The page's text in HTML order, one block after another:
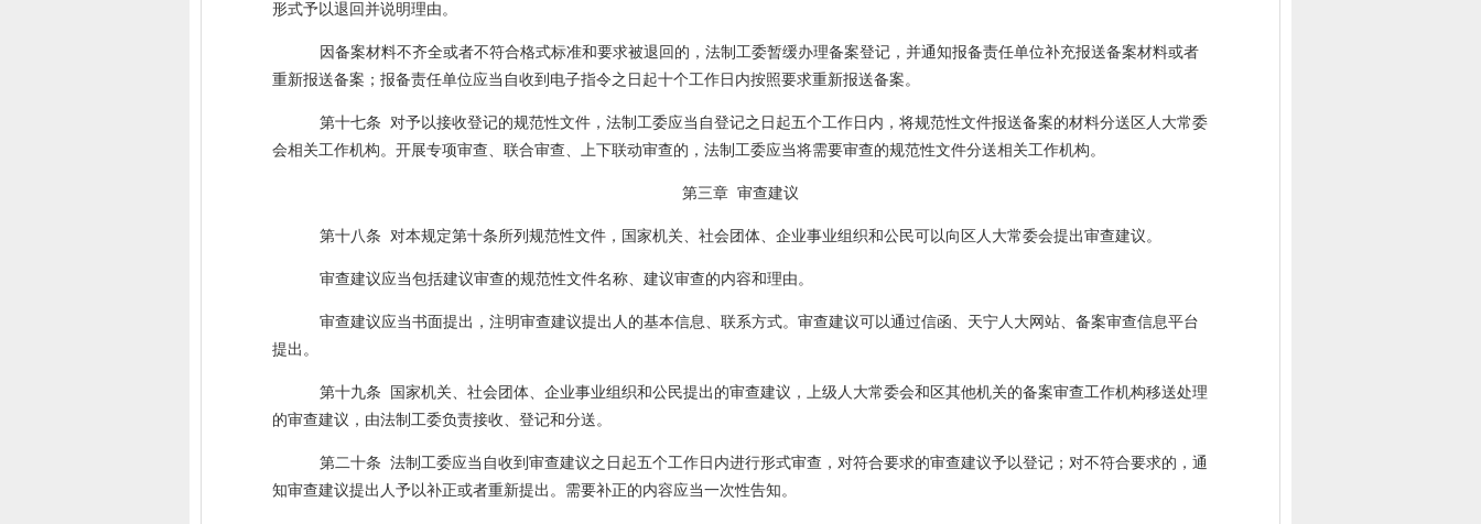
形式予以退回并说明理由。
因备案材料不齐全或者不符合格式标准和要求被退回的，法制工委暂缓办理备案登记，并通知报备责任单位补充报送备案材料或者
重新报送备案；报备责任单位应当自收到电子指令之日起十个工作日内按照要求重新报送备案。
第十七条 对予以接收登记的规范性文件，法制工委应当自登记之日起五个工作日内，将规范性文件报送备案的材料分送区人大常委
会相关工作机构。开展专项审查、联合审查、上下联动审查的，法制工委应当将需要审查的规范性文件分送相关工作机构。
第三章 审查建议
第十八条 对本规定第十条所列规范性文件，国家机关、社会团体、企业事业组织和公民可以向区人大常委会提出审查建议。
审查建议应当包括建议审查的规范性文件名称、建议审查的内容和理由。
审查建议应当书面提出，注明审查建议提出人的基本信息、联系方式。审查建议可以通过信函、天宁人大网站、备案审查信息平台
提出。
第十九条
国家机关、社会团体、企业事业组织和公民提出的审查建议，上级人大常委会和区其他机关的备案审查工作机构移送处理
的审查建议，由法制工委负责接收、登记和分送。
第二十条 法制工委应当自收到审查建议之日起五个工作日内进行形式审查，对符合要求的审查建议予以登记；对不符合要求的，通
知审查建议提出人予以补正或者重新提出。需要补正的内容应当一次性告知。